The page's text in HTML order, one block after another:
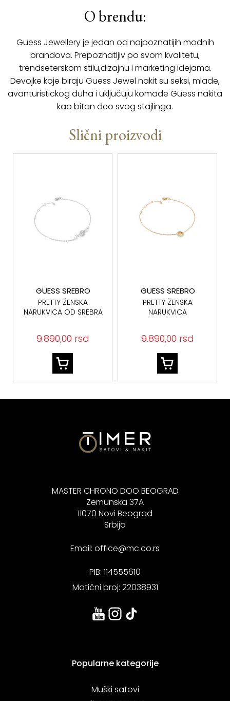
O brendu:
Guess Jewellery je jedan od najpoznatijih modnih
brandova. Prepoznatljiv po svom kvalitetu,
trendseterskom stilu,dizajnu i marketing idejama.
Devojke koje biraju Guess Jewel nakit su seksi, mlade,
avanturistickog duha i uključuju komade Guess nakita
kao bitan deo svog stajlinga.
Slični proizvodi
GUESS SREBRO
PRETTY ŽENSKA
NARUKVICA OD SREBRA
9.890,00 rsd
GUESS SREBRO
PRETTY ŽENSKA
NARUKVICA
9.890,00 rsd
MASTER CHRONO DOO BEOGRAD
Zemunska 37A
11070 Novi Beograd
Srbija
Email: office@mc.co.rs
PIB: 114555610
Matični broj: 22038931
Popularne kategorije
Muški satovi